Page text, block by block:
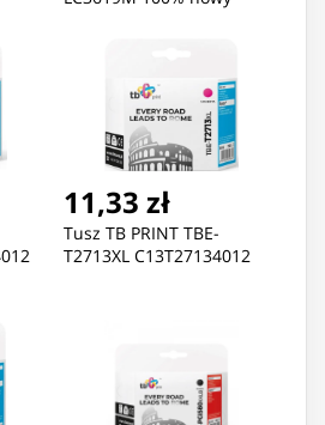
11,33 zł
Tusz TB PRINT TBE-
T2713XL C13T27134012